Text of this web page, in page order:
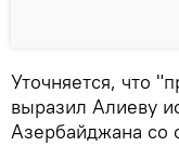
Уточняется, что
выразил Алиеву
Азербайджана со